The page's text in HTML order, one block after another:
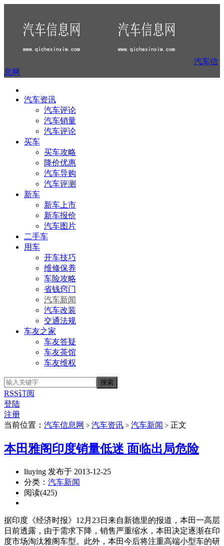
汽车信
息网
汽车资讯
汽车评论
汽车销量
汽车评论
买车
买车攻略
降价优惠
汽车导购
汽车评测
新车
新车上市
新车报价
汽车图片
二手车
用车
开车技巧
维修保养
车险攻略
省钱窍门
汽车新闻
汽车改装
交通法规
车友之家
车友答疑
车友茶馆
车友维权
RSS订阅
登陆
注册
当前位置： 汽车信息网 > 汽车资讯 > 汽车新闻 > 正文
本田雅阁印度销量低迷 面临出局危险
liuying 发布于 2013-12-25
分类： 汽车新闻
阅读(425)
据印度《经济时报》12月23日来自新德里的报道，本田一高层
日前透露，由于需求下降，销售严重缩水，本田决定逐渐在印
度市场淘汰雅阁车型。此外，本田今后将注重高端小型车的研